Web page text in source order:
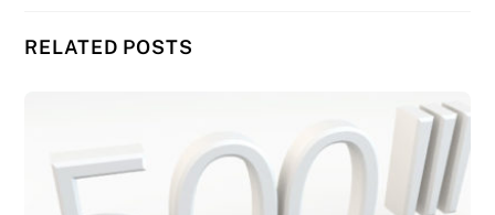
RELATED POSTS